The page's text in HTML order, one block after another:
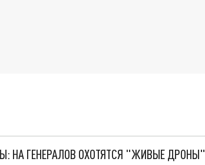
НА ГЕНЕРАЛОВ ОХОТЯТСЯ "ЖИВЫЕ ДРОНЫ"